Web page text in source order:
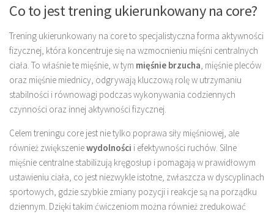
Co to jest trening ukierunkowany na core?
Trening ukierunkowany na core to specjalistyczna forma aktywności
fizycznej, która koncentruje się na wzmocnieniu mięśni centralnych
ciała. To właśnie te mięśnie, w tym mięśnie brzucha , mięśnie pleców
oraz mięśnie miednicy, odgrywają kluczową rolę w utrzymaniu
stabilności i równowagi podczas wykonywania codziennych
czynności oraz innej aktywności fizycznej.
Celem treningu core jest nie tylko poprawa siły mięśniowej, ale
również zwiększeniewydolności i efektywności ruchów. Silne
mięśnie centralne stabilizują kręgosłup i pomagają w prawidłowym
ustawieniu ciała, co jest niezwykle istotne, zwłaszcza w dyscyplinach
sportowych, gdzie szybkie zmiany pozycji i reakcje są na porządku
dziennym. Dzięki takim ćwiczeniom można również zredukować